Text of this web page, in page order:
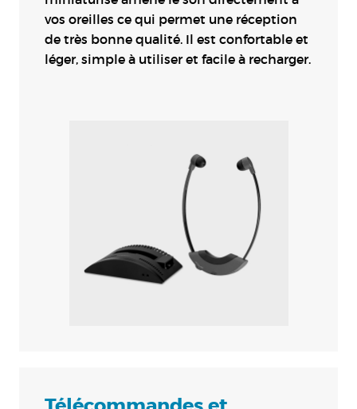
vos oreilles ce qui permet une réception
de très bonne qualité. Il est confortable et
léger, simple à utiliser et facile à recharger.